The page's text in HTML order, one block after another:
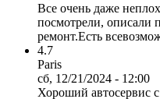
Все очень даже
посмотрели, описали
ремонт.Есть
4.7
Paris
сб, 12/21/2024 - 12:00
Хороший автосервис